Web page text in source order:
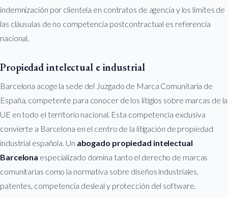
indemnización por clientela en contratos de agencia y los límites de
las cláusulas de no competencia postcontractual es referencia
nacional.
Propiedad intelectual e industrial
Barcelona acoge la sede del Juzgado de Marca Comunitaria de
España, competente para conocer de los litigios sobre marcas de la
UE en todo el territorio nacional. Esta competencia exclusiva
convierte a Barcelona en el centro de la litigación de propiedad
industrial española. Un abogado propiedad intelectual
Barcelona especializado domina tanto el derecho de marcas
comunitarias como la normativa sobre diseños industriales,
patentes, competencia desleal y protección del software.